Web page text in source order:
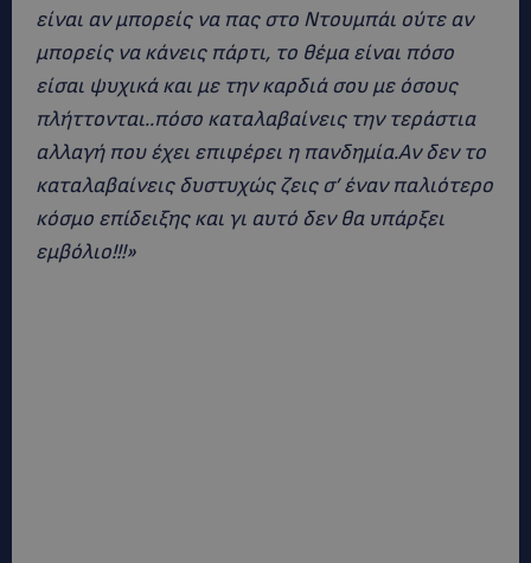
είναι αν μπορείς να πας στο Ντουμπάι ούτε αν
μπορείς να κάνεις πάρτι, το θέμα είναι πόσο
είσαι ψυχικά και με την καρδιά σου με όσους
πλήττονται..πόσο καταλαβαίνεις την τεράστια
αλλαγή που έχει επιφέρει η πανδημία.Αν δεν το
καταλαβαίνεις δυστυχώς ζεις σ’ έναν παλιότερο
κόσμο επίδειξης και γι αυτό δεν θα υπάρξει
εμβόλιο!!!»